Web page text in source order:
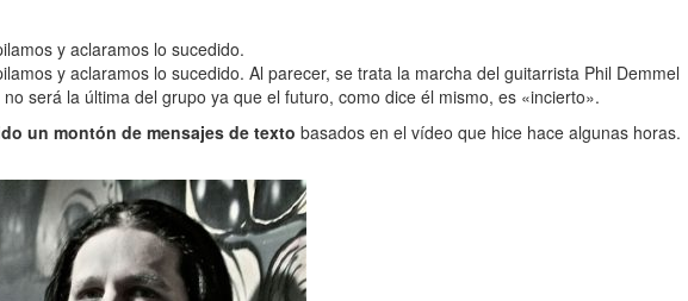
y aclaramos lo sucedido.
y aclaramos lo sucedido. Al parecer, se trata la marcha del guitarrista Phil Demmel
será la última del grupo ya que el futuro, como dice él mismo, es «incierto».
un montón de mensajes de texto basados en el vídeo que hice hace algunas horas.